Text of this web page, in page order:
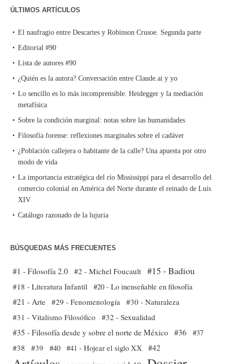
ÚLTIMOS ARTÍCULOS
El naufragio entre Descartes y Robinson Crusoe. Segunda parte
Editorial #90
Lista de autores #90
¿Quién es la autora? Conversación entre Claude.ai y yo
Lo sencillo es lo más incomprensible. Heidegger y la mediación
metafísica
Sobre la condición marginal: notas sobre las humanidades
Filosofía forense: reflexiones marginales sobre el cadáver
¿Población callejera o habitante de la calle? Una apuesta por otro
modo de vida
La importancia estratégica del río Mississippi para el desarrollo del
comercio colonial en América del Norte durante el reinado de Luis
XIV
Catálogo razonado de la lujuria
BÚSQUEDAS MÁS FRECUENTES
#1 - Filosofía 2.0 #2 - Michel Foucault #15 - Badiou
#18 - Literatura Infantil #20 - Lo inenseñable en filosofía
#21 - Arte #29 - Fenomenología #30 - Naturaleza
#31 - Vitalismo Filosófico
#32 - Sexualidad
#35 - Filosofía desde y sobre el norte de México #36 #37
#38
#39 #40 #41 - Hojear el siglo XX #42